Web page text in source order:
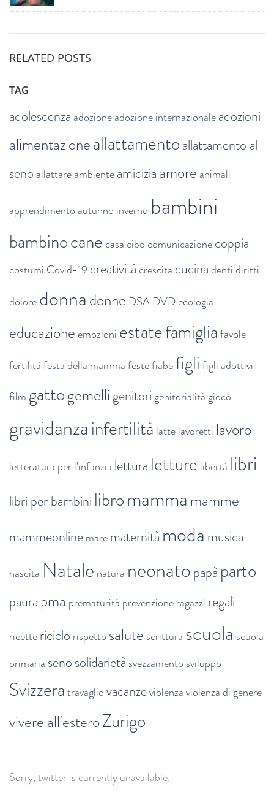
RELATED POSTS
TAG
adolescenza adozioneadozione internazionaleadozioni
alimentazioneallattamentoallattamento al
seno allattareambienteamiciziaamore animali
apprendimento autunno inverno bambini
bambinocanecasacibocomunicazionecoppia
costumi Covid-19 creativitàcrescita cucinadentidiritti
doloredonnadonne DSA DVDecologia
educazioneemozioni estatefamigliafavole
fertilitàfesta della mammafestefiabefigli figli adottivi
film gattogemelligenitorigenitorialitàgioco
gravidanzainfertilità lattelavoretti lavoro
letteratura per l'infanzia lettura letture libertà libri
libri per bambini libromamma mamme
mammeonlinemarematernità moda musica
nascita Natale natura neonatopapà parto
paura pma prematurità prevenzioneragazzi regali
ricettericiclo rispetto salute scrittura scuola scuola
primaria senosolidarietà svezzamento sviluppo
Svizzeratravagliovacanzeviolenzaviolenza di genere
vivere all'esteroZurigo
Sorry, twitter is currently unavailable.